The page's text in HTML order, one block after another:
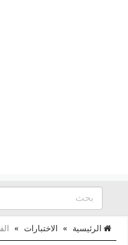
الرئيسية » الاختبارات »